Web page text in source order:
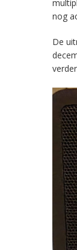
nog
De